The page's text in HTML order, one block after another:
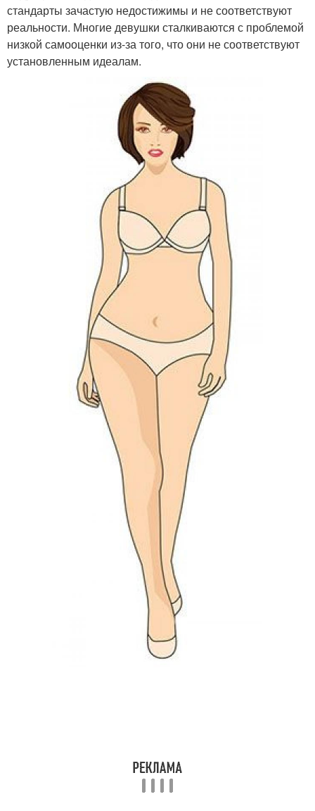
стандарты зачастую недостижимы и не соответствуют
реальности. Многие девушки сталкиваются с проблемой
низкой самооценки из-за того, что они не соответствуют
установленным идеалам.